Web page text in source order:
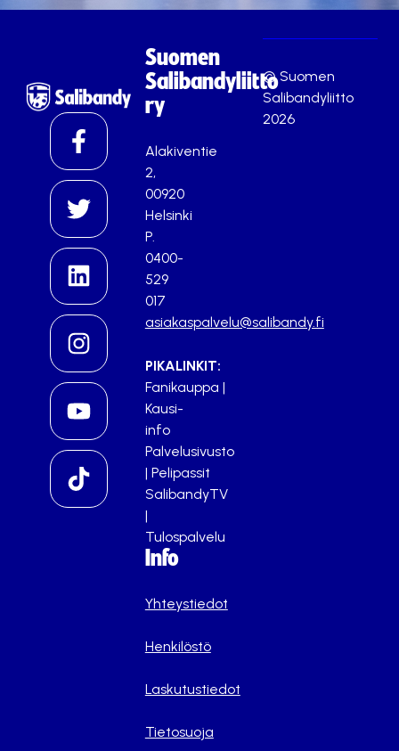
Suomen
Salibandyliitto
ry
Alakiventie
2,
00920
Helsinki
P.
0400-
529
017
asiakaspalvelu@salibandy.fi
PIKALINKIT:
Fanikauppa |
Kausi-
info
Palvelusivusto
| Pelipassit
SalibandyTV
|
Tulospalvelu
Info
Yhteystiedot
Henkilöstö
Laskutustiedot
Tietosuoja
© Suomen
Salibandyliitto
2026